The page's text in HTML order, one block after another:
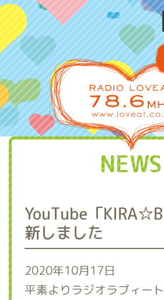
NEWS
YouTube「
新しました
2020年10月17日
平素よりラジオラブィー